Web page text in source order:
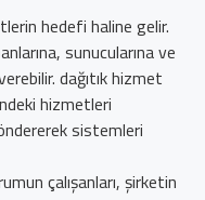
hedefi haline gelir.
sunucularına ve
dağıtık hizmet
hizmetleri
sistemleri
çalışanları, şirketin